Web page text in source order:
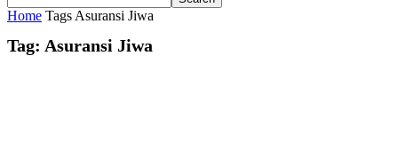
Home Tags Asuransi Jiwa
Tag: Asuransi Jiwa